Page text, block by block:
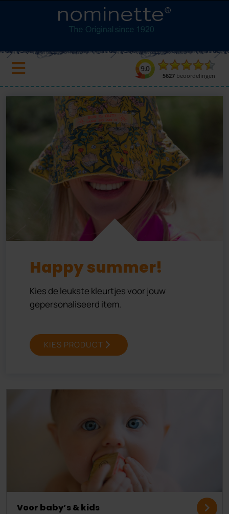
Happy summer!
Kies de leukste kleurtjes voor jouw
gepersonaliseerd item.
KIES PRODUCT
Voor baby’s & kids